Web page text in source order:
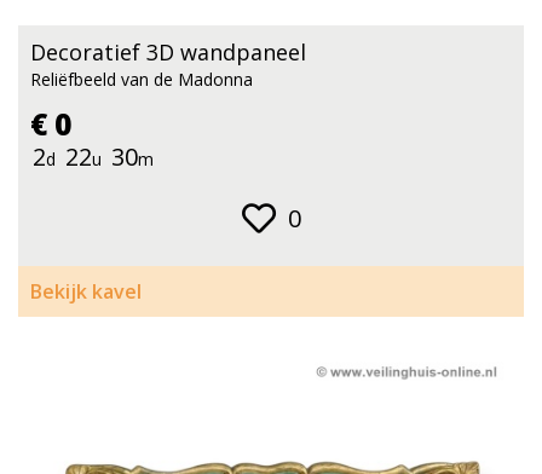
Decoratief 3D wandpaneel
Reliëfbeeld van de Madonna
€ 0
2d 22u 30m
0
Bekijk kavel